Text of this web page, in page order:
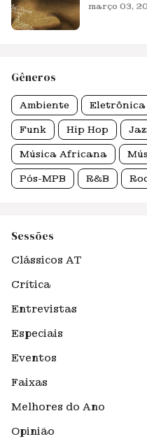
março 03,
Gêneros
Ambiente Eletrônica
Funk Hip Hop
Música Africana
Pós-MPB R&B
Sessões
Clássicos AT
Crítica
Entrevistas
Especiais
Eventos
Faixas
Melhores do Ano
Opinião